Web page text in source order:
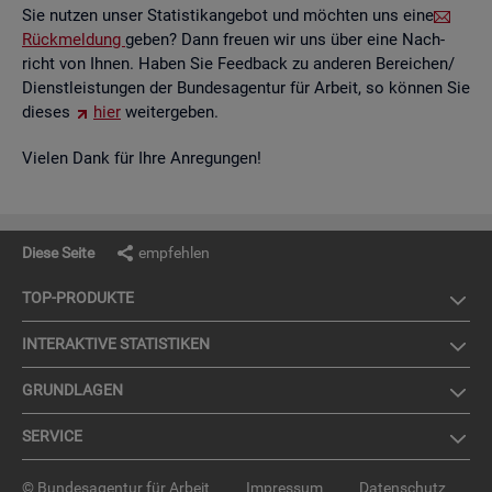
Sie nut­zen unser Sta­tis­tik­an­ge­bot und möch­ten uns eine
Rück­mel­dung geben? Dann freu­en wir uns über eine Nach­
richt von Ihnen. Haben Sie Feed­back zu an­de­ren Be­rei­chen/
Dienst­leis­tun­gen der Bun­des­agen­tur für Ar­beit, so kön­nen Sie
die­ses
hier wei­ter­ge­ben.
Vie­len Dank für Ihre An­re­gun­gen!
Diese Seite empfehlen
TOP-PRO­DUK­TE
IN­TER­AK­TI­VE STA­TIS­TI­KEN
GRUND­LA­GEN
SER­VICE
© Bundesagentur für Arbeit Impressum Datenschutz